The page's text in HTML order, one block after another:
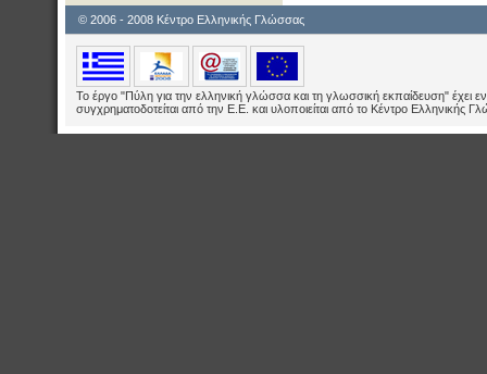
© 2006 - 2008 Κέντρο Ελληνικής Γλώσσας
Το έργο "Πύλη για την ελληνική γλώσσα και τη γλωσσική εκπαίδευση" έχει
συγχρηματοδοτείται από την Ε.E. και υλοποιείται από το Κέντρο Ελληνικής